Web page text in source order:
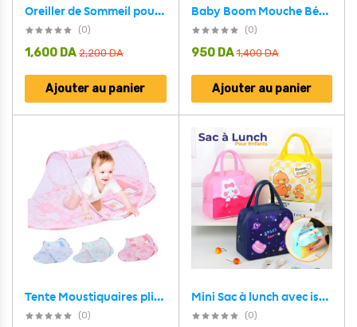
Oreiller de Sommeil pour bébé Forme H pour empêcher les bébés de tomber du lit
(0)
2,200DA
1,600 DA
Ajouter au panier
Baby Boom Mouche Bébé Par Aspiration-Nouveau-Né / Enfant
(0)
1,400DA
950 DA
Ajouter au panier
Tente Moustiquaires pliantes pour lit pour nouveau-né
(0)
Mini Sac à lunch avec isolation thermique Pour Enfant
(0)